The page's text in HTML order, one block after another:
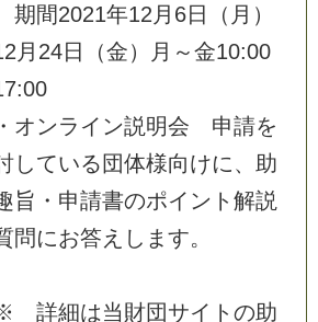
期 間2021年12 月 6日 （ 月 ）
2 月 24日 （金） 月 ～金10:00
7:00
・ オンラ イ ン説明会 申請を
している 団体様向けに、
助
旨 ・ 申請書のポイ ン ト 解説
問にお答え し ま す。
詳細は当財団サイ ト の助